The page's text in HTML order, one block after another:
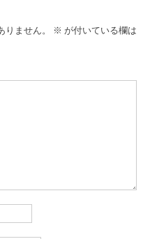
ません。 ※ が付いている欄は